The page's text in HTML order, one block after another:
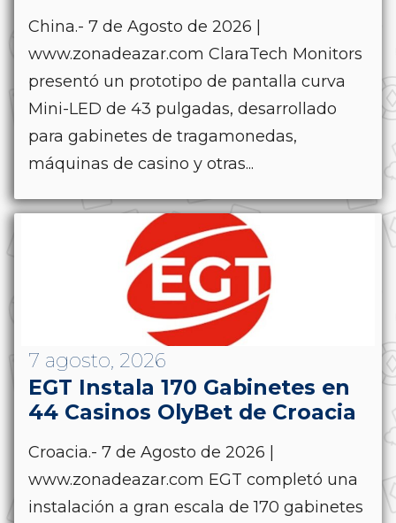
China.- 7 de Agosto de 2026 |
www.zonadeazar.com ClaraTech Monitors
presentó un prototipo de pantalla curva
Mini-LED de 43 pulgadas, desarrollado
para gabinetes de tragamonedas,
máquinas de casino y otras...
7 agosto, 2026
EGT Instala 170 Gabinetes en
44 Casinos OlyBet de Croacia
Croacia.- 7 de Agosto de 2026 |
www.zonadeazar.com EGT completó una
instalación a gran escala de 170 gabinetes